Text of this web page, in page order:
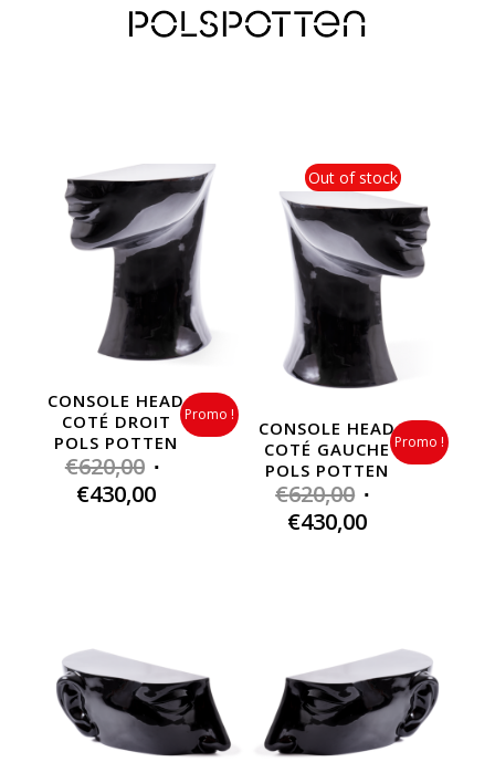
CONSOLE HEAD
COTÉ DROIT
POLS POTTEN
€620,00 Original
price
€430,00Current
Promo !
Out of stock
CONSOLE HEAD
COTÉ GAUCHE
POLS POTTEN
€620,00 Original
price
€430,00Current
Promo !